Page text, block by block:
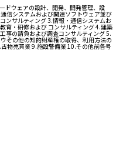
ドウェアの設計、開発、開発管理、設
信システムおよび関連ソフトウェア並び
ンサルティング 3.情報・通信システムお
育・研修および コンサルティング 4.建築
事の請負および調査コンサルティング 5.
その他の知的財産権の取得、利用方法の
物売買業 9.施設警備業 10.その他前各号